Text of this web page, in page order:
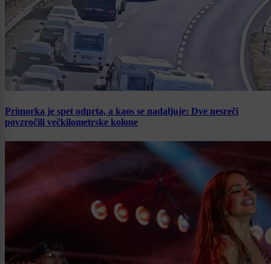
Primorka je spet odprta, a kaos se nadaljuje: Dve nesreči
povzročili večkilometrske kolone